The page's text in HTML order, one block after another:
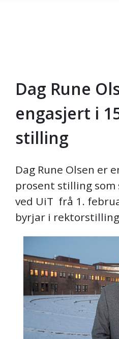
Gå til hovedinnhold
Dag Rune
engasjert i
stilling
Dag Rune Olsen er
prosent stilling
ved UiT frå 1.
byrjar i